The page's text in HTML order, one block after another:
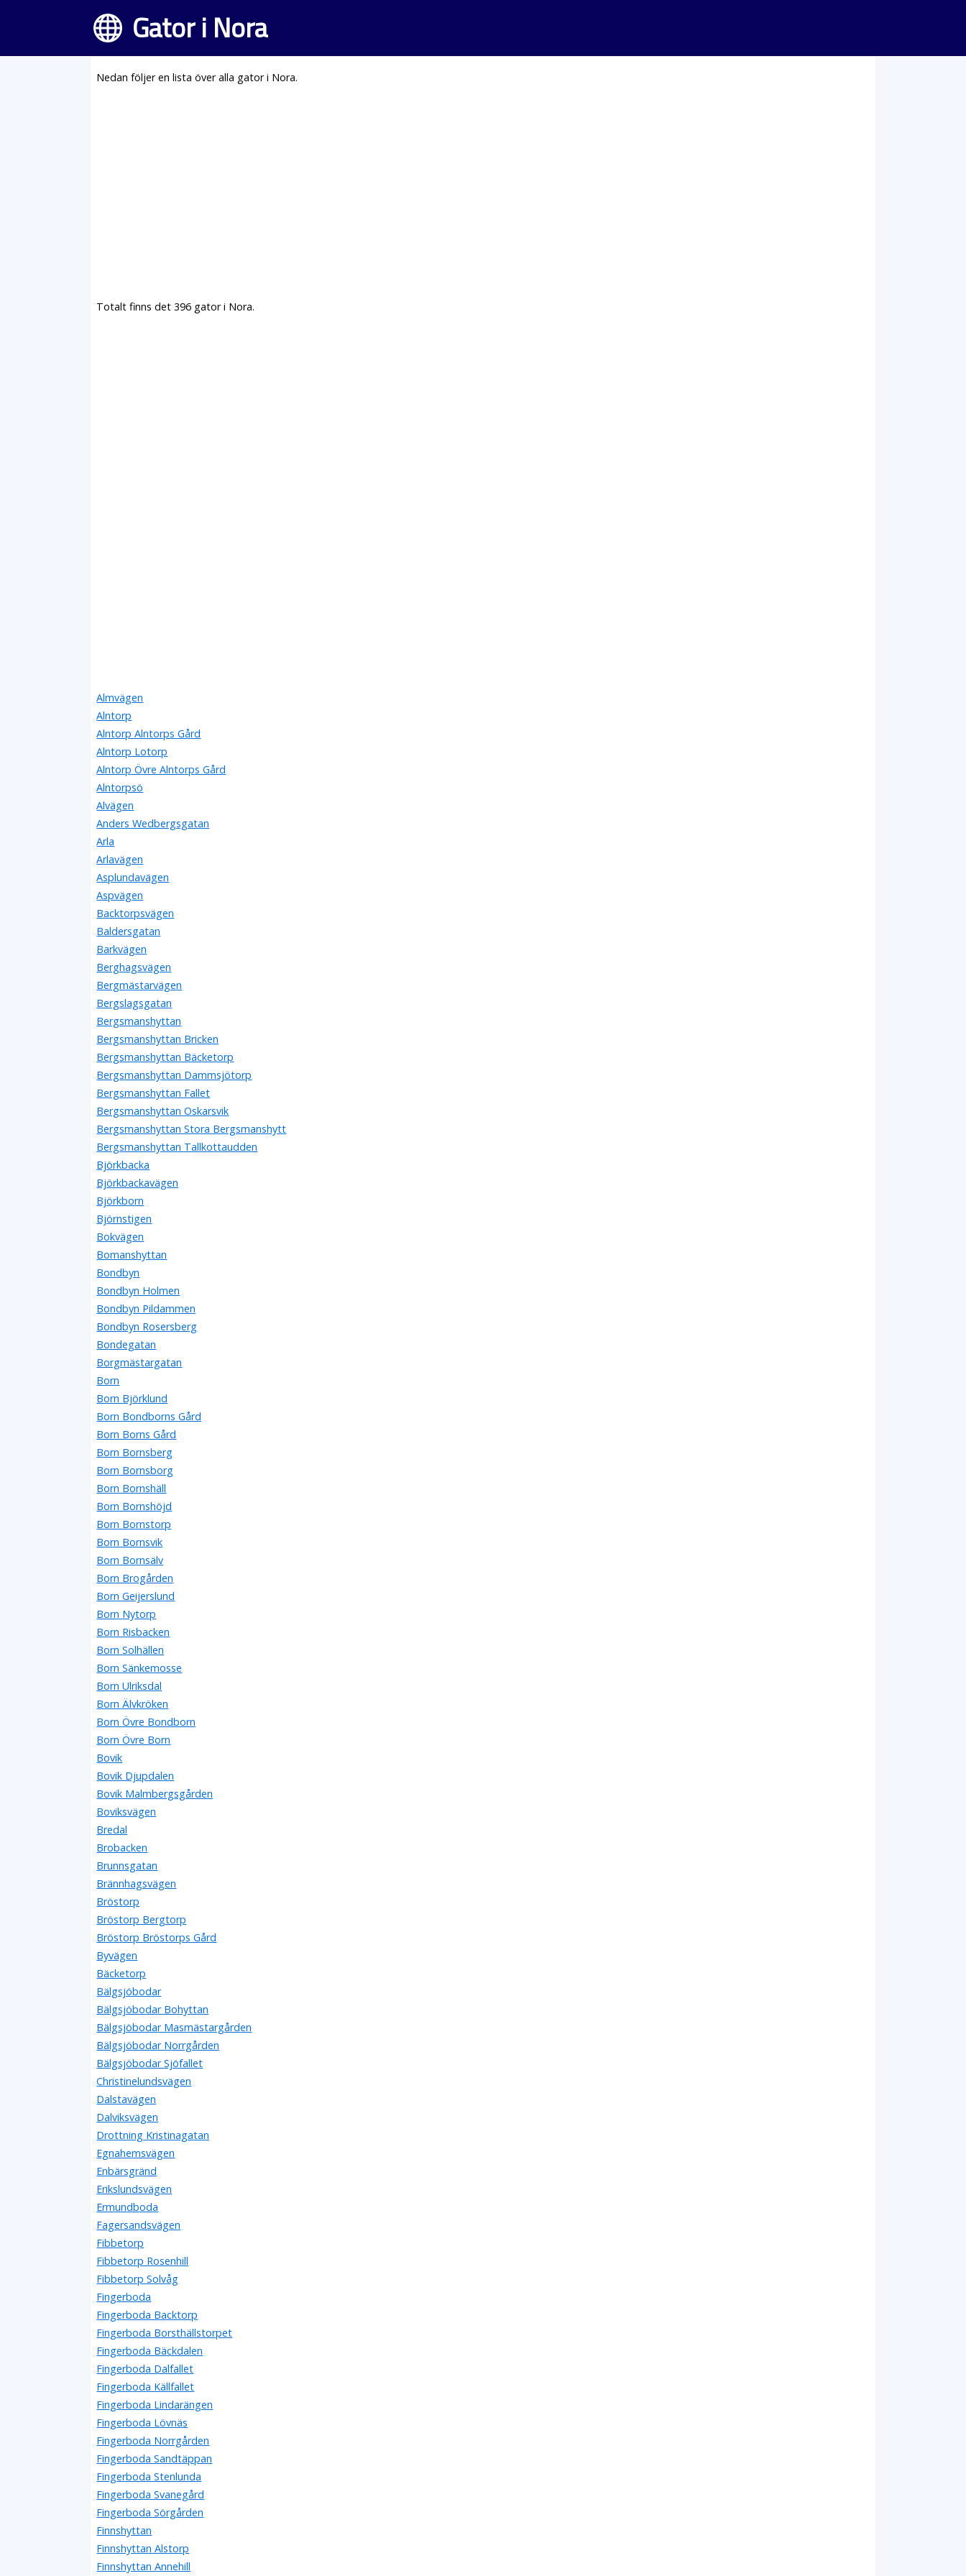
Gator i Nora
Nedan följer en lista över alla gator i Nora.
Totalt finns det 396 gator i Nora.
Almvägen
Alntorp
Alntorp Alntorps Gård
Alntorp Lotorp
Alntorp Övre Alntorps Gård
Alntorpsö
Alvägen
Anders Wedbergsgatan
Arla
Arlavägen
Asplundavägen
Aspvägen
Backtorpsvägen
Baldersgatan
Barkvägen
Berghagsvägen
Bergmästarvägen
Bergslagsgatan
Bergsmanshyttan
Bergsmanshyttan Bricken
Bergsmanshyttan Bäcketorp
Bergsmanshyttan Dammsjötorp
Bergsmanshyttan Fallet
Bergsmanshyttan Oskarsvik
Bergsmanshyttan Stora Bergsmanshytt
Bergsmanshyttan Tallkottaudden
Björkbacka
Björkbackavägen
Björkborn
Björnstigen
Bokvägen
Bomanshyttan
Bondbyn
Bondbyn Holmen
Bondbyn Pildammen
Bondbyn Rosersberg
Bondegatan
Borgmästargatan
Born
Born Björklund
Born Bondborns Gård
Born Borns Gård
Born Bornsberg
Born Bornsborg
Born Bornshäll
Born Bornshöjd
Born Bornstorp
Born Bornsvik
Born Bornsälv
Born Brogården
Born Geijerslund
Born Nytorp
Born Risbacken
Born Solhällen
Born Sänkemosse
Born Ulriksdal
Born Älvkröken
Born Övre Bondborn
Born Övre Born
Bovik
Bovik Djupdalen
Bovik Malmbergsgården
Boviksvägen
Bredal
Brobacken
Brunnsgatan
Brännhagsvägen
Bröstorp
Bröstorp Bergtorp
Bröstorp Bröstorps Gård
Byvägen
Bäcketorp
Bälgsjöbodar
Bälgsjöbodar Bohyttan
Bälgsjöbodar Masmästargården
Bälgsjöbodar Norrgården
Bälgsjöbodar Sjöfallet
Christinelundsvägen
Dalstavägen
Dalviksvägen
Drottning Kristinagatan
Egnahemsvägen
Enbärsgränd
Erikslundsvägen
Ermundboda
Fagersandsvägen
Fibbetorp
Fibbetorp Rosenhill
Fibbetorp Solvåg
Fingerboda
Fingerboda Backtorp
Fingerboda Borsthällstorpet
Fingerboda Bäckdalen
Fingerboda Dalfallet
Fingerboda Källfallet
Fingerboda Lindarängen
Fingerboda Lövnäs
Fingerboda Norrgården
Fingerboda Sandtäppan
Fingerboda Stenlunda
Fingerboda Svanegård
Fingerboda Sörgården
Finnshyttan
Finnshyttan Alstorp
Finnshyttan Annehill